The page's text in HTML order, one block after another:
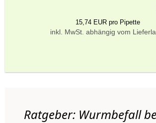
15,74 EUR pro Pipette
inkl. MwSt. abhängig vom
Ratgeber: Wurmbefall